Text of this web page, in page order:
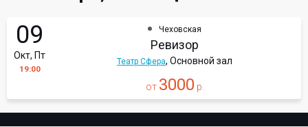
09
Окт, Пт
19:00
Чеховская
Ревизор
Театр Сфера, Основной зал
от 3000 р.